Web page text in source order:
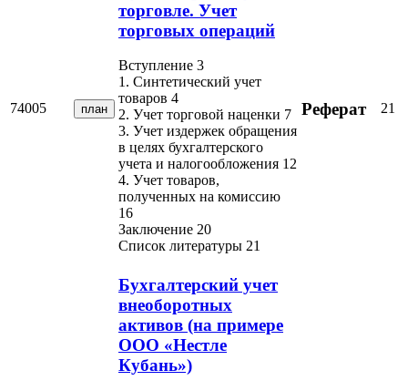
74005 план
торговле. Учет
торговых операций
Вступление 3
1. Синтетический учет
товаров 4
2. Учет торговой наценки 7
3. Учет издержек обращения
в целях бухгалтерского
учета и налогообложения 12
4. Учет товаров,
полученных на комиссию
16
Заключение 20
Список литературы 21
Реферат 21
Бухгалтерский учет
внеоборотных
активов (на примере
ООО «Нестле
Кубань»)